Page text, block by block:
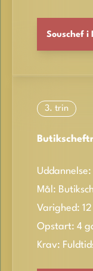
Souschef i
3. trin
Mål:
Varighed:
Opstart: 4
Krav: